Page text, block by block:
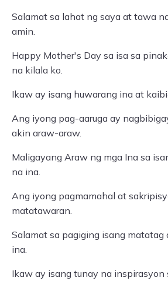
Salamat sa lahat ng saya at tawa
amin.
Happy Mother's Day sa isa sa
na kilala ko.
Ikaw ay isang huwarang ina at
Ang iyong pag-aaruga ay
akin araw-araw.
Maligayang Araw ng mga Ina sa
na ina.
Ang iyong pagmamahal at
matatawaran.
Salamat sa pagiging isang matatag
ina.
Ikaw ay isang tunay na inspirasyon